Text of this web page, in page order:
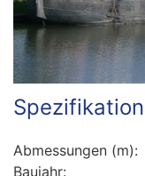
Abmessungen (m):
Baujahr: